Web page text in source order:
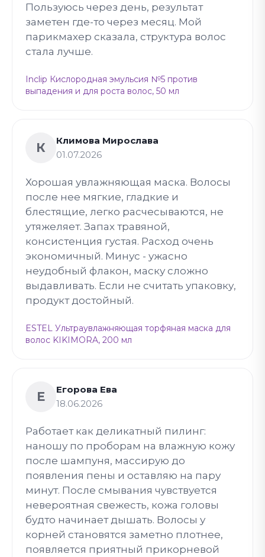
Пользуюсь через день, результат
заметен где-то через месяц. Мой
парикмахер сказала, структура волос
стала лучше.
Inclip Кислородная эмульсия №5 против
выпадения и для роста волос, 50 мл
К
Климова Мирослава
01.07.2026
Хорошая увлажняющая маска. Волосы
после нее мягкие, гладкие и
блестящие, легко расчесываются, не
утяжеляет. Запах травяной,
консистенция густая. Расход очень
экономичный. Минус - ужасно
неудобный флакон, маску сложно
выдавливать. Если не считать упаковку,
продукт достойный.
ESTEL Ультраувлажняющая торфяная маска для
волос KIKIMORA, 200 мл
Е
Егорова Ева
18.06.2026
Работает как деликатный пилинг:
наношу по проборам на влажную кожу
после шампуня, массирую до
появления пены и оставляю на пару
минут. После смывания чувствуется
невероятная свежесть, кожа головы
будто начинает дышать. Волосы у
корней становятся заметно плотнее,
появляется приятный прикорневой